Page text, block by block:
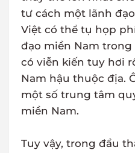
tư cách một lãnh
Việt có thể tụ họp
đạo miền Nam
có viễn kiến tuy hơi
Nam hậu thuộc địa.
một số trung tâm
miền Nam.
Tuy vậy, trong đầu